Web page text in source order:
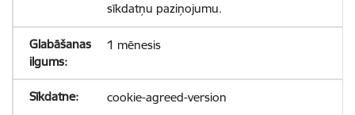
sīkdatņu paziņojumu.
1 mēnesis
cookie-agreed-version